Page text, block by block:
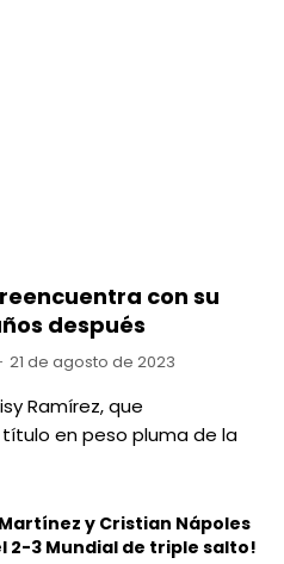
con su
después
21 de agosto de 2023
Ramírez, que
en peso pluma de la
y Cristian Nápoles
2-3 Mundial de triple salto!